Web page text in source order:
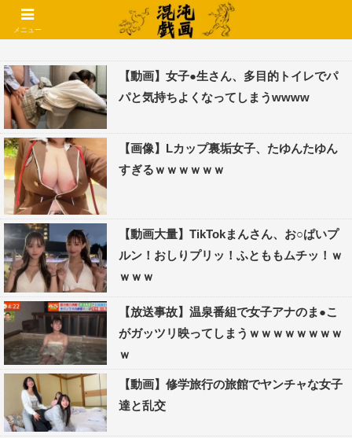
コメントでコテハン使えるようになりました🌱
【動画】女子●生さん、多目的トイレでパ
パと気持ちよくなってしまうwwww
【画像】Lカップ裏垢女子、たゆんたゆん
すぎるｗｗｗｗｗｗ
【動画大量】TikTokまんさん、お○ぱいプ
ルン！おしりプリッ！ふとももムチッ！ｗ
ｗｗｗ
【放送事故】温泉番組で女子アナのま●こ
がガッツリ映ってしまうｗｗｗｗｗｗｗｗ
ｗ
【動画】修学旅行の旅館でヤンチャな女子
達と乱交
メニュー